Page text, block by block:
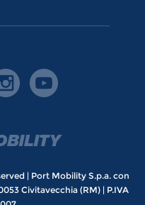
| Port Mobility S.p.a. con
Civitavecchia (RM) | P.IVA